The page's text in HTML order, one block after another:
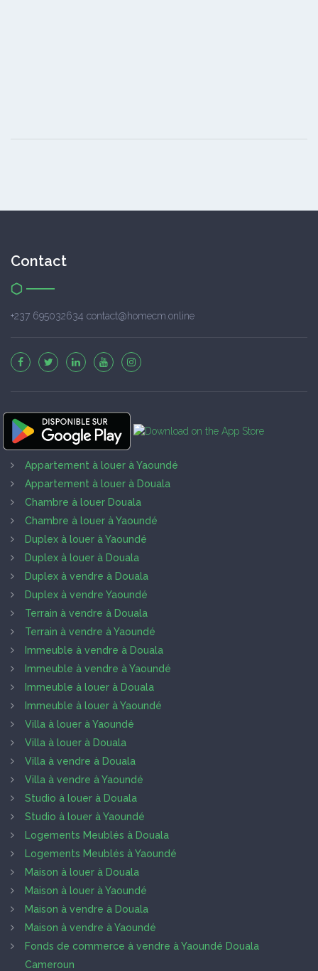
Contact
+237 695032634 contact@homecm.online
Appartement à louer à Yaoundé
Appartement à louer à Douala
Chambre à louer Douala
Chambre à louer à Yaoundé
Duplex à louer à Yaoundé
Duplex à louer à Douala
Duplex à vendre à Douala
Duplex à vendre Yaoundé
Terrain à vendre à Douala
Terrain à vendre à Yaoundé
Immeuble à vendre à Douala
Immeuble à vendre à Yaoundé
Immeuble à louer à Douala
Immeuble à louer à Yaoundé
Villa à louer à Yaoundé
Villa à louer à Douala
Villa à vendre à Douala
Villa à vendre à Yaoundé
Studio à louer à Douala
Studio à louer à Yaoundé
Logements Meublés à Douala
Logements Meublés à Yaoundé
Maison à louer à Douala
Maison à louer à Yaoundé
Maison à vendre à Douala
Maison à vendre à Yaoundé
Fonds de commerce à vendre à Yaoundé Douala
Cameroun